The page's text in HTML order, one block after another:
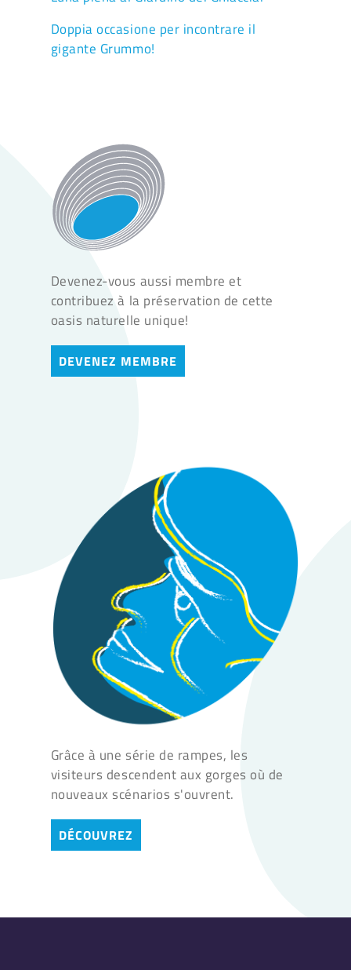
Doppia occasione per incontrare il
gigante Grummo!
Devenez-vous aussi membre et
contribuez à la préservation de cette
oasis naturelle unique!
DEVENEZ MEMBRE
Grâce à une série de rampes, les
visiteurs descendent aux gorges où de
nouveaux scénarios s'ouvrent.
DÉCOUVREZ